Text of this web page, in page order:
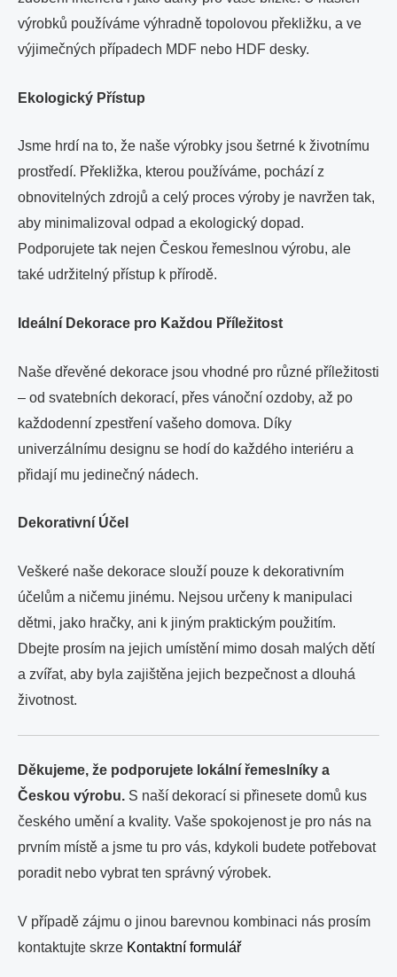
výrobků používáme výhradně topolovou překližku, a ve
výjimečných případech MDF nebo HDF desky.
Ekologický Přístup
Jsme hrdí na to, že naše výrobky jsou šetrné k životnímu
prostředí. Překližka, kterou používáme, pochází z
obnovitelných zdrojů a celý proces výroby je navržen tak,
aby minimalizoval odpad a ekologický dopad.
Podporujete tak nejen Českou řemeslnou výrobu, ale
také udržitelný přístup k přírodě.
Ideální Dekorace pro Každou Příležitost
Naše dřevěné dekorace jsou vhodné pro různé příležitosti
– od svatebních dekorací, přes vánoční ozdoby, až po
každodenní zpestření vašeho domova. Díky
univerzálnímu designu se hodí do každého interiéru a
přidají mu jedinečný nádech.
Dekorativní Účel
Veškeré naše dekorace slouží pouze k dekorativním
účelům a ničemu jinému. Nejsou určeny k manipulaci
dětmi, jako hračky, ani k jiným praktickým použitím.
Dbejte prosím na jejich umístění mimo dosah malých dětí
a zvířat, aby byla zajištěna jejich bezpečnost a dlouhá
životnost.
Děkujeme, že podporujete lokální řemeslníky a
Českou výrobu. S naší dekorací si přinesete domů kus
českého umění a kvality. Vaše spokojenost je pro nás na
prvním místě a jsme tu pro vás, kdykoli budete potřebovat
poradit nebo vybrat ten správný výrobek.
V případě zájmu o jinou barevnou kombinaci nás prosím
kontaktujte skrze Kontaktní formulář